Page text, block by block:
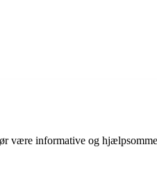
være informative og